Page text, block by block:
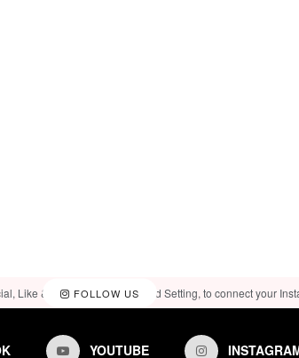
FOLLOW US
Like & View > Instagram Feed Setting, to connect your
YOUTUBE